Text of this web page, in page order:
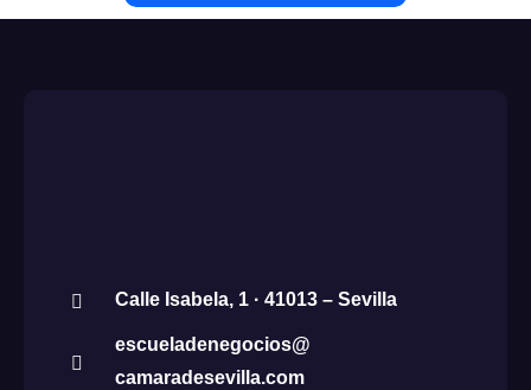
Calle Isabela, 1 · 41013 – Sevilla
escueladenegocios@
camaradesevilla.com